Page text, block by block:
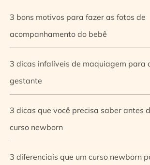
3 bons motivos para fazer as fotos de
acompanhamento do bebê
3 dicas infalíveis de maquiagem para
gestante
3 dicas que você precisa saber antes
curso newborn
3 diferenciais que um curso newborn